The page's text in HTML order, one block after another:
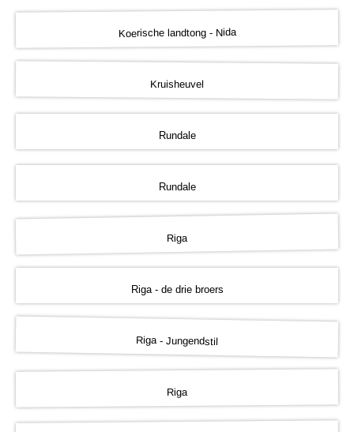
Koerische landtong - Nida
Kruisheuvel
Rundale
Rundale
Riga
Riga - de drie broers
Riga - Jungendstil
Riga